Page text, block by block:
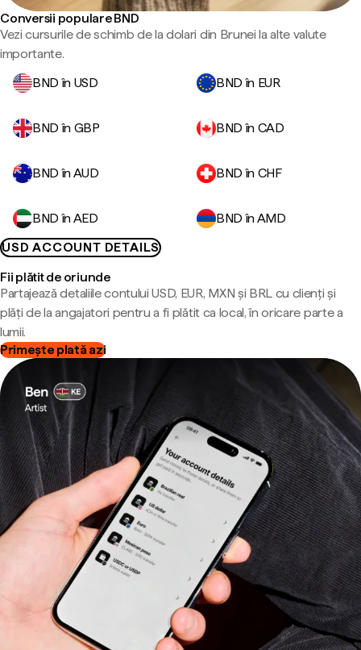
Conversii populare BND
Vezi cursurile de schimb de la dolari din Brunei la alte valute
importante.
BND în USD
BND în EUR
BND în GBP BND în CAD
BND în AUD BND în CHF
BND în AED
BND în AMD
USD ACCOUNT DETAILS
Fii plătit de oriunde
Partajează detaliile contului USD, EUR, MXN și BRL cu clienți și
plăți de la angajatori pentru a fi plătit ca local, în oricare parte a
lumii.
Primește plată azi